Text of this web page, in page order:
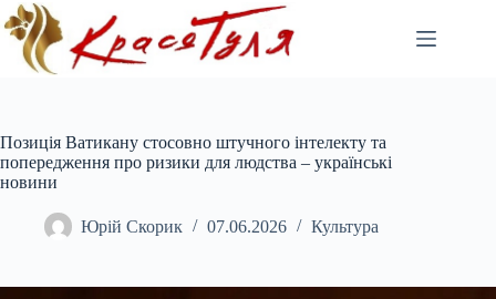
Перейти
до
вмісту
Позиція Ватикану стосовно штучного інтелекту та
попередження про ризики для людства – українські
новини
Юрій Скорик 07.06.2026 Культура